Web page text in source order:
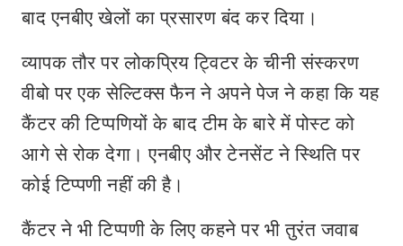
बाद एनबीए खेलों का प्रसारण बंद कर दिया।
व्यापक तौर पर लोकप्रिय ट्विटर के चीनी संस्करण
वीबो पर एक सेल्टिक्स फैन ने अपने पेज ने कहा कि यह
कैंटर की टिप्पणियों के बाद टीम के बारे में पोस्ट को
आगे से रोक देगा। एनबीए और टेनसेंट ने स्थिति पर
कोई टिप्पणी नहीं की है।
कैंटर ने भी टिप्पणी के लिए कहने पर भी तुरंत जवाब